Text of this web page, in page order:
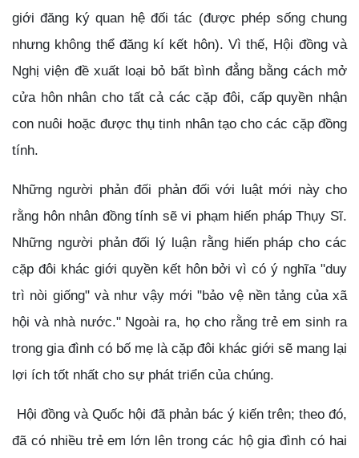
giớiđăng ký quan hệ đối tác (được phép sống chung
nhưng không thể đăng kí kết hôn). Vì thế, Hội đồng và
Nghị viện đề xuất loại bỏ bất bình đẳng bằng cách mở
cửa hôn nhân cho tất cả cáccặp đôi, cấp quyền nhận
con nuôi hoặc được thụ tinh nhân tạo cho các cặpđồng
tính.
Những người phản đối phản đốivới luật mới nàycho
rằng hôn nhân đồng tính sẽ vi phạm hiến pháp Thụy Sĩ.
Những người phản đối lý luận rằnghiến pháp cho các
cặp đôi khác giới quyền kết hôn bởi vìcó ý nghĩa "duy
trì nòi giống" và như vậy mới "bảo vệ nền tảng của xã
hội và nhà nước." Ngoài ra, họ chorằng trẻ em sinh ra
trong gia đình có bố mẹ là cặp đôi khác giới sẽ mang lại
lợi ích tốt nhất cho sự phát triển của chúng.
Hội đồng và Quốc hội đã phản bác ý kiến trên; theo đó,
đã có nhiều trẻ em lớn lên trong các hộ gia đình có hai